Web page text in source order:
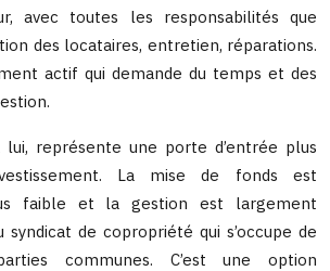
avec toutes les responsabilités que
des locataires, entretien, réparations.
actif qui demande du temps et des
lui, représente une porte d’entrée plus
La mise de fonds est
faible et la gestion est largement
de copropriété qui s’occupe de
communes. C’est une option